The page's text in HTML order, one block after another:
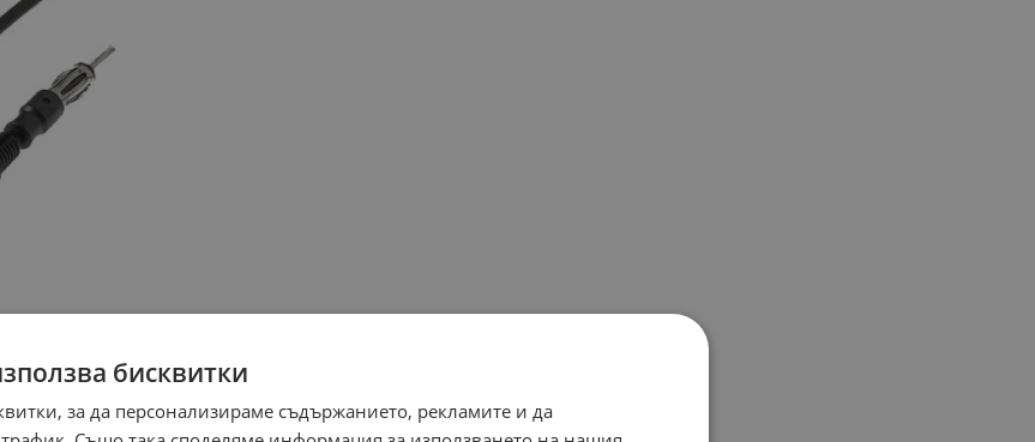
бисквитки
за да персонализираме съдържанието, рекламите и да